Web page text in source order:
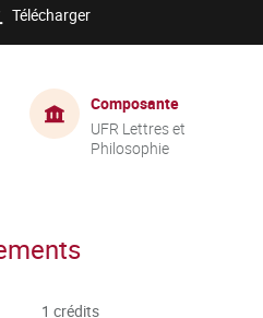
Télécharger
Composante
UFR Lettres et
Philosophie
1 crédits